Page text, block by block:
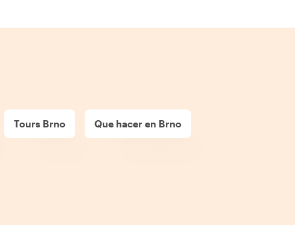
Tours Brno Que hacer en Brno